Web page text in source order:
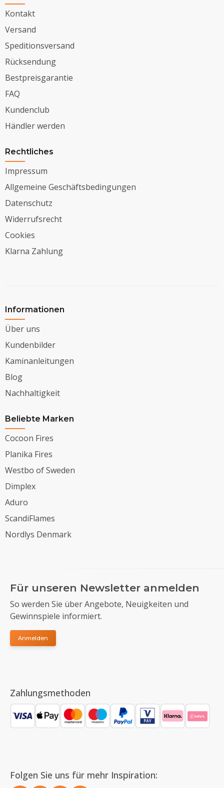
Kontakt
Versand
Speditionsversand
Rücksendung
Bestpreisgarantie
FAQ
Kundenclub
Händler werden
Rechtliches
Impressum
Allgemeine Geschäftsbedingungen
Datenschutz
Widerrufsrecht
Cookies
Klarna Zahlung
Informationen
Über uns
Kundenbilder
Kaminanleitungen
Blog
Nachhaltigkeit
Beliebte Marken
Cocoon Fires
Planika Fires
Westbo of Sweden
Dimplex
Aduro
ScandiFlames
Nordlys Denmark
Für unseren Newsletter anmelden
So werden Sie über Angebote, Neuigkeiten und
Gewinnspiele informiert.
Anmelden
Zahlungsmethoden
Folgen Sie uns für mehr Inspiration: